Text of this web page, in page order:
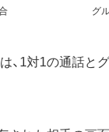
グ
、1対1の通話と